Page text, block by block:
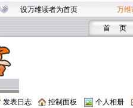
设万维读者为首页 万维
首 页
发表日志 控制面板 个人相册